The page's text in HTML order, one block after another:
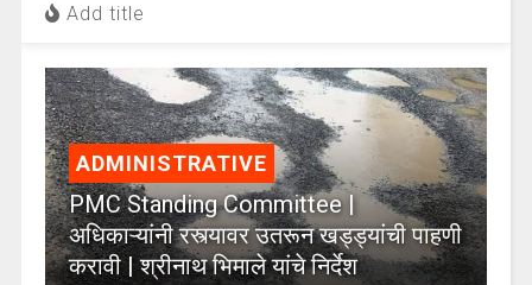
Add title
ADMINISTRATIVE
PMC Standing Committee |
अधिकाऱ्यांनी रस्त्यावर उतरून खड्ड्यांची पाहणी
करावी | श्रीनाथ भिमाले यांचे निर्देश